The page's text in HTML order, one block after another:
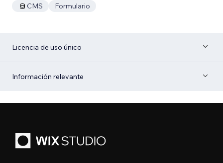
CMS
Formulario
Licencia de uso único
Información relevante